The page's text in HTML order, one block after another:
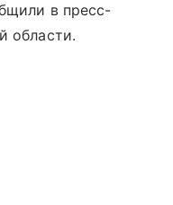
в пресс-
области.